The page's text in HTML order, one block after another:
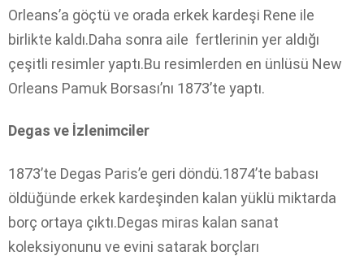
Orleans’a göçtü ve orada erkek kardeşi Rene ile
birlikte kaldı.Daha sonra aile fertlerinin yer aldığı
çeşitli resimler yaptı.Bu resimlerden en ünlüsü New
Orleans Pamuk Borsası’nı 1873’te yaptı.
Degas ve İzlenimciler
1873’te Degas Paris’e geri döndü.1874’te babası
öldüğünde erkek kardeşinden kalan yüklü miktarda
borç ortaya çıktı.Degas miras kalan sanat
koleksiyonunu ve evini satarak borçları